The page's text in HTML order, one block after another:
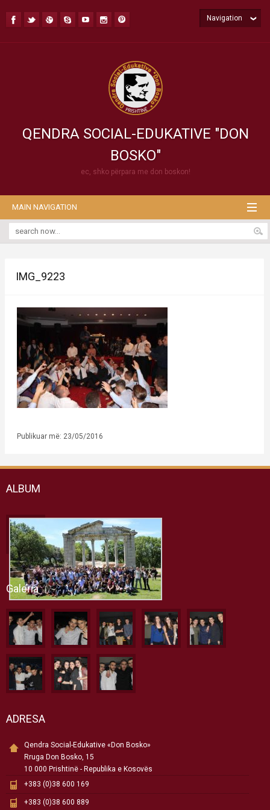
QENDRA SOCIAL-EDUKATIVE "DON
BOSKO"
ec, shko përpara me don boskon!
Navigation
MAIN NAVIGATION
IMG_9223
Publikuar më: 23/05/2016
ALBUM
Galeria
ADRESA
Qendra Social-Edukative «Don Bosko»
Rruga Don Bosko, 15
10 000 Prishtinë - Republika e Kosovës
+383 (0)38 600 169
+383 (0)38 600 889